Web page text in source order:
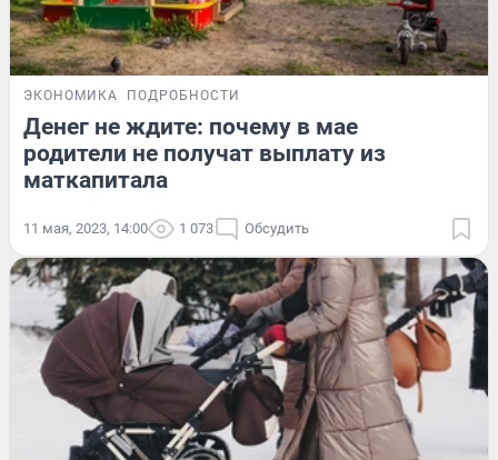
ЭКОНОМИКА ПОДРОБНОСТИ
Денег не ждите: почему в мае
родители не получат выплату из
маткапитала
11 мая, 2023, 14:00 1 073 Обсудить